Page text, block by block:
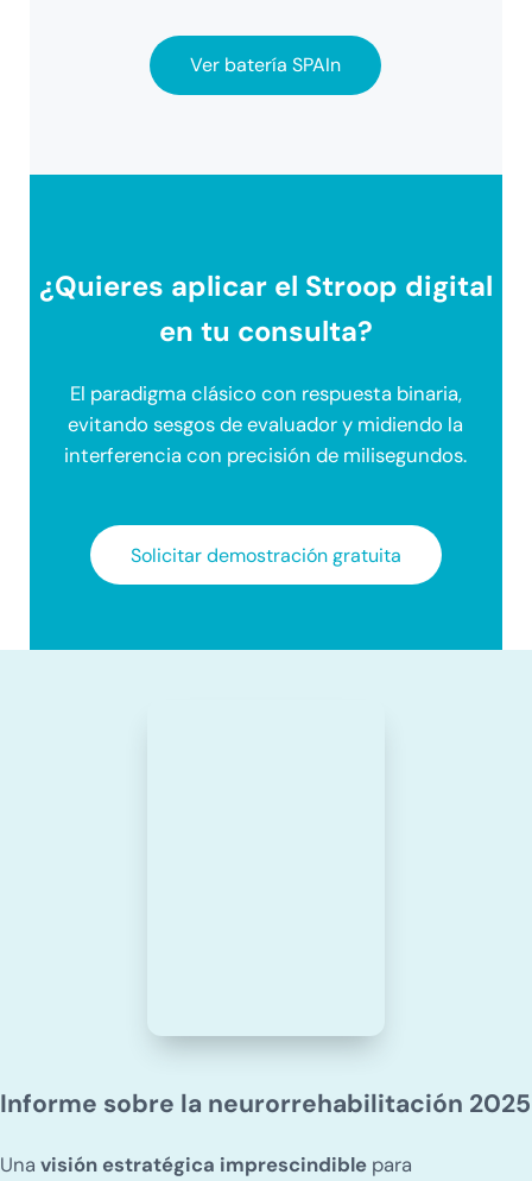
Ver batería SPAIn
¿Quieres aplicar el Stroop digital
en tu consulta?
El paradigma clásico con respuesta binaria,
evitando sesgos de evaluador y midiendo la
interferencia con precisión de milisegundos.
Solicitar demostración gratuita
Informe sobre la neurorrehabilitación 2025
Unavisión estratégica imprescindible para